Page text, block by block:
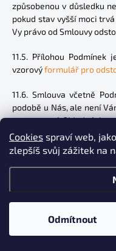
Cookies spraví web,
zlepšíš svůj zážitek na
Odmítnout
způsobenou v důsledku
pokud stav vyšší moci
Vy právo od Smlouvy
11.5. Přílohou Podmínek
vzorovýformulář pro
11.6. Smlouva včetně
podobě u Nás, ale není
a potvrzení Objednávky
mailem a budete tedy
součinnosti.
Podmínky uložit.
11.7. Tyto Podmínky